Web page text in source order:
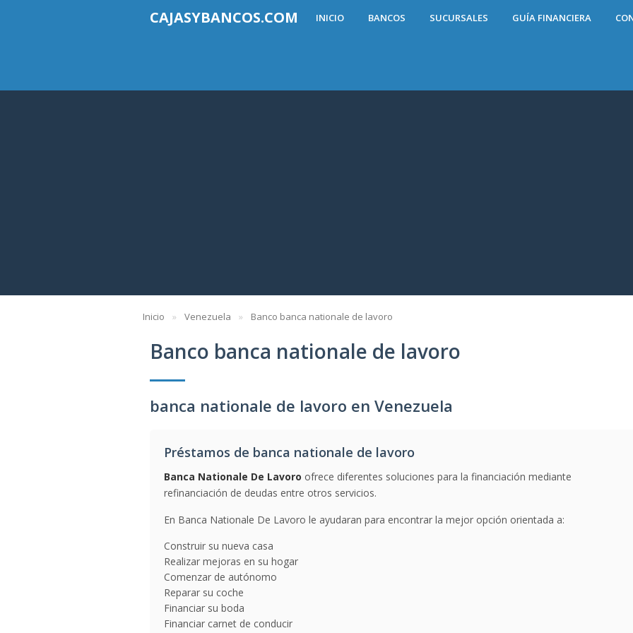
CAJASYBANCOS.COM INICIO BANCOS SUCURSALES GUÍA FINANCIERA
Inicio Venezuela Banco banca nationale de lavoro
Banco banca nationale de lavoro
banca nationale de lavoro en Venezuela
Préstamos de banca nationale de lavoro
Banca Nationale De Lavoro ofrece diferentes soluciones para la financiación mediante
refinanciación de deudas entre otros servicios.
En Banca Nationale De Lavoro le ayudaran para encontrar la mejor opción orientada a:
Construir su nueva casa
Realizar mejoras en su hogar
Comenzar de autónomo
Reparar su coche
Financiar su boda
Financiar carnet de conducir